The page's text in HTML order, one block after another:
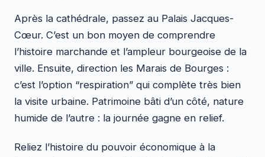
Après la cathédrale, passez au Palais Jacques-
Cœur. C’est un bon moyen de comprendre
l’histoire marchande et l’ampleur bourgeoise de la
ville. Ensuite, direction les Marais de Bourges :
c’est l’option “respiration” qui complète très bien
la visite urbaine. Patrimoine bâti d’un côté, nature
humide de l’autre : la journée gagne en relief.
Reliez l’histoire du pouvoir économique à la